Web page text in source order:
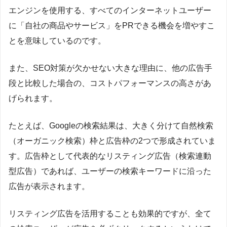
エンジンを使用する、すべてのインターネットユーザー
に「自社の商品やサービス」をPRできる機会を増やすこ
とを意味しているのです。
また、SEO対策が欠かせない大きな理由に、他の広告手
段と比較した場合の、コストパフォーマンスの高さがあ
げられます。
たとえば、Googleの検索結果は、大きく分けて自然検索
（オーガニック検索）枠と広告枠の2つで形成されていま
す。広告枠として代表的なリスティング広告（検索連動
型広告）であれば、ユーザーの検索キーワードに沿った
広告が表示されます。
リスティング広告を活用することも効果的ですが、全て